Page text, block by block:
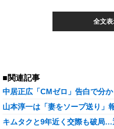
全文
■関連記事
中居正広「CMゼロ」告白で分
山本淳一は「妻をソープ送り
キムタクと9年近く交際も破局